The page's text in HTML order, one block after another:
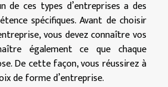
de ces types d’entreprises a des
spécifiques. Avant de choisir
vous devez connaître vos
également ce que chaque
De cette façon, vous réussirez à
de forme d’entreprise.